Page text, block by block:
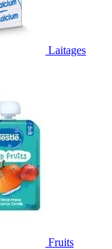
Laitages
Fruits